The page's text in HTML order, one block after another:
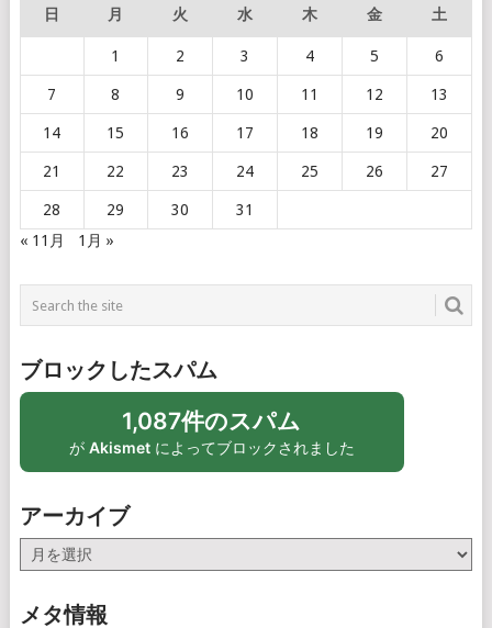
日 月 火 水 木 金 土
1 2 3 4 5 6
7 8 9 10 11 12 13
14 15 16 17 18 19 20
21 22 23 24 25 26 27
28 29 30
31
« 11月
1月 »
ブロックしたスパム
1,087件のスパム
が Akismetによってブロックされました
アーカイブ
ー
イ
メタ情報